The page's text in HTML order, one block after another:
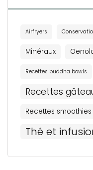
Airfryers
Minéraux
Recettes buddha bowls
Recettes
Recettes
Thé et